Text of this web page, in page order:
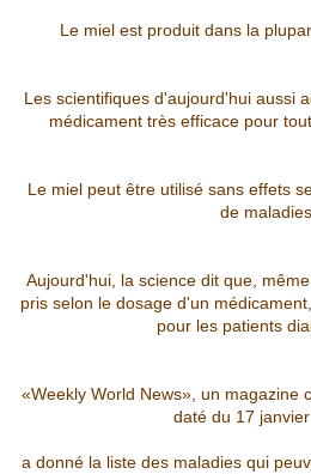
Le miel est produit dans la
Les scientifiques d'aujourd'hui aussi
médicament très efficace pour
Le miel peut être utilisé sans effets
de maladies.
Aujourd'hui, la science dit que,
pris selon le dosage d'un
pour les patients
«Weekly World News», un magazine
daté du 17 janvier
a donné la liste des maladies qui